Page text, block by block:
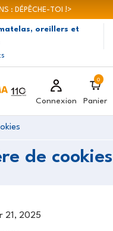
: DÉPÊCHE-TOI !>
oreillers et
Connexion
0
Panier
de cookies
21, 2025